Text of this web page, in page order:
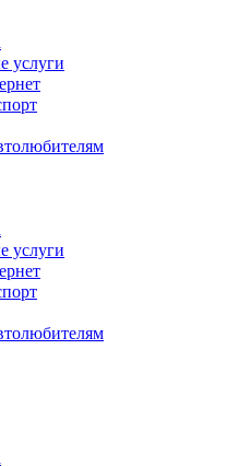
услуги
услуги